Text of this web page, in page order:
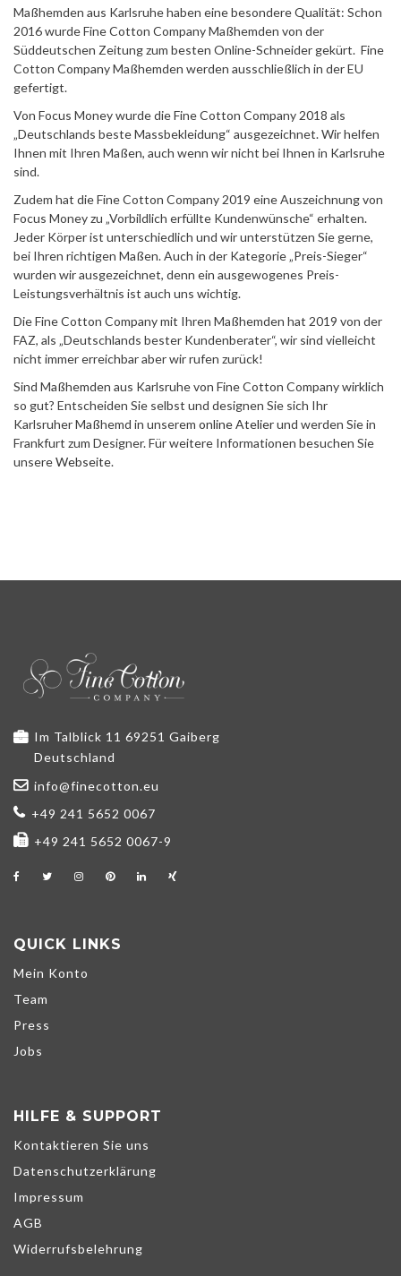
Maßhemden aus Karlsruhe haben eine besondere Qualität: Schon
2016 wurde Fine Cotton Company Maßhemden von der
Süddeutschen Zeitung zum besten Online-Schneider gekürt. Fine
Cotton Company Maßhemden werden ausschließlich in der EU
gefertigt.
Von Focus Money wurde die Fine Cotton Company 2018 als
„Deutschlands beste Massbekleidung“ ausgezeichnet. Wir helfen
Ihnen mit Ihren Maßen, auch wenn wir nicht bei Ihnen in Karlsruhe
sind.
Zudem hat die Fine Cotton Company 2019 eine Auszeichnung von
Focus Money zu „Vorbildlich erfüllte Kundenwünsche“ erhalten.
Jeder Körper ist unterschiedlich und wir unterstützen Sie gerne,
bei Ihren richtigen Maßen. Auch in der Kategorie „Preis-Sieger“
wurden wir ausgezeichnet, denn ein ausgewogenes Preis-
Leistungsverhältnis ist auch uns wichtig.
Die Fine Cotton Company mit Ihren Maßhemden hat 2019 von der
FAZ, als „Deutschlands bester Kundenberater“, wir sind vielleicht
nicht immer erreichbar aber wir rufen zurück!
Sind Maßhemden aus Karlsruhe von Fine Cotton Company wirklich
so gut? Entscheiden Sie selbst und designen Sie sich Ihr
Karlsruher Maßhemd in unserem online Atelierund werden Sie in
Frankfurt zum Designer. Für weitere Informationen besuchen Sie
unsereWebseite.
Im Talblick 11 69251 Gaiberg
Deutschland
info@finecotton.eu
+49 241 5652 0067
+49 241 5652 0067-9
QUICK LINKS
Mein Konto
Team
Press
Jobs
HILFE & SUPPORT
Kontaktieren Sie uns
Datenschutzerklärung
Impressum
AGB
Widerrufsbelehrung